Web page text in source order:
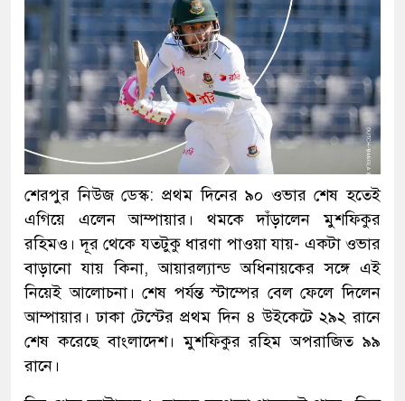
শেরপুর নিউজ ডেস্ক: প্রথম দিনের ৯০ ওভার শেষ হতেই
এগিয়ে এলেন আম্পায়ার। থমকে দাঁড়ালেন মুশফিকুর
রহিমও। দূর থেকে যতটুকু ধারণা পাওয়া যায়- একটা ওভার
বাড়ানো যায় কিনা, আয়ারল্যান্ড অধিনায়কের সঙ্গে এই
নিয়েই আলোচনা। শেষ পর্যন্ত স্টাম্পের বেল ফেলে দিলেন
আম্পায়ার। ঢাকা টেস্টের প্রথম দিন ৪ উইকেটে ২৯২ রানে
শেষ করেছে বাংলাদেশ। মুশফিকুর রহিম অপরাজিত ৯৯
রানে।